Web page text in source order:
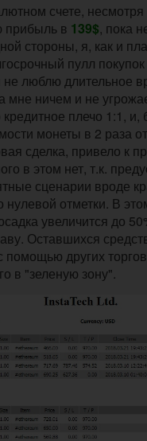
счете,
прибыль в 139$, пока
стороны, я, как и
пулл
не люблю длительное
мне ничем и не
плечо 1:1, и,
монеты в 2 раза
сделка, привело к
в этом нет, т.к.
сценарии вроде
отметки. В
увеличится до
Оставшихся
помощью других
в "зеленую зону".